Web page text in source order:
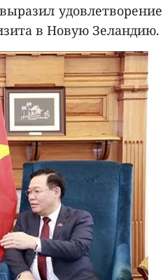
удовлетворение
в Новую Зеландию.